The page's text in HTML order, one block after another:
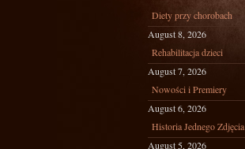
Diety przy chorobach
August 8, 2026
Rehabilitacja dzieci
August 7, 2026
Nowości i Premiery
August 6, 2026
Historia Jednego Zdjęcia
August 5, 2026